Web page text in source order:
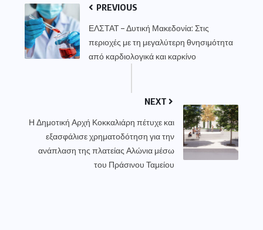
PREVIOUS
ΕΛΣΤΑΤ – Δυτική Μακεδονία: Στις
περιοχές με τη μεγαλύτερη θνησιμότητα
από καρδιολογικά και καρκίνο
NEXT
Η Δημοτική Αρχή Κοκκαλιάρη πέτυχε και
εξασφάλισε χρηματοδότηση για την
ανάπλαση της πλατείας Αλώνια μέσω
του Πράσινου Ταμείου